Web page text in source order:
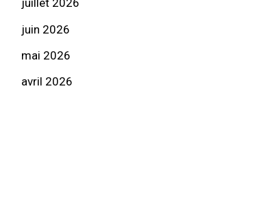
juillet 2026
juin 2026
mai 2026
avril 2026